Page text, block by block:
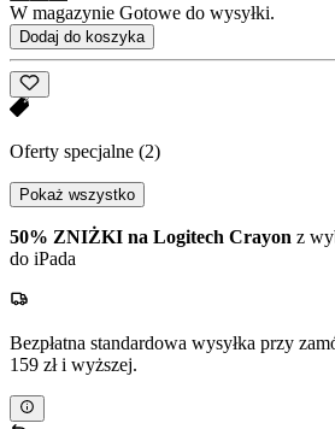
W magazynie Gotowe do wysyłki.
Dodaj do koszyka
Oferty specjalne (2)
Pokaż wszystko
50% ZNIŻKI na Logitech Crayon z
do iPada
Bezpłatna standardowa wysyłka przy
159 zł i wyższej.